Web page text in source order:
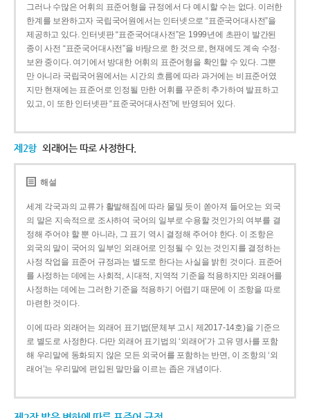
그러나 수많은 어휘의 표준어형을 규정에서 다 예시할 수는 없다. 이러한
한계를 보완하고자 국립국어원에서는 인터넷으로 “표준국어대사전”을
제공하고 있다. 인터넷판 “표준국어대사전”은 1999년에 초판이 발간된
종이 사전 “표준국어대사전”을 바탕으로 한 것으로, 현재에도 계속 수정·
보완 중이다. 여기에서 방대한 어휘의 표준어형을 확인할 수 있다. 그뿐
만 아니라 국립국어원에서는 시간의 흐름에 따라 과거에는 비표준어였
지만 현재에는 표준어로 인정될 만한 어휘를 꾸준히 추가하여 발표하고
있고, 이 또한 인터넷판 “표준국어대사전”에 반영되어 있다.
제2항 외래어는 따로 사정한다.
해설
세계 각국과의 교류가 활발해짐에 따라 물밀 듯이 쏟아져 들어오는 외국
의 말은 지속적으로 조사하여 국어의 일부로 수용할 것인가의 여부를 결
정해 주어야 할 뿐 아니라, 그 표기 역시 결정해 주어야 한다. 이 조항은
외국의 말이 국어의 일부인 외래어로 인정될 수 있는 것인지를 결정하는
사정 작업을 표준어 규정과는 별도로 한다는 사실을 밝힌 것이다. 표준어
를 사정하는 데에는 사회적, 시대적, 지역적 기준을 적용하지만 외래어를
사정하는 데에는 그러한 기준을 적용하기 어렵기 때문에 이 조항을 따로
마련한 것이다.
이에 따라 외래어는 외래어 표기법(문체부 고시 제2017-14호)을 기준으
로 별도로 사정한다. 다만 외래어 표기법의 ‘외래어’가 고유 명사를 포함
해 우리말에 동화되지 않은 모든 외국어를 포함하는 반면, 이 조항의 ‘외
래어’는 우리말에 편입된 말만을 이르는 좁은 개념이다.